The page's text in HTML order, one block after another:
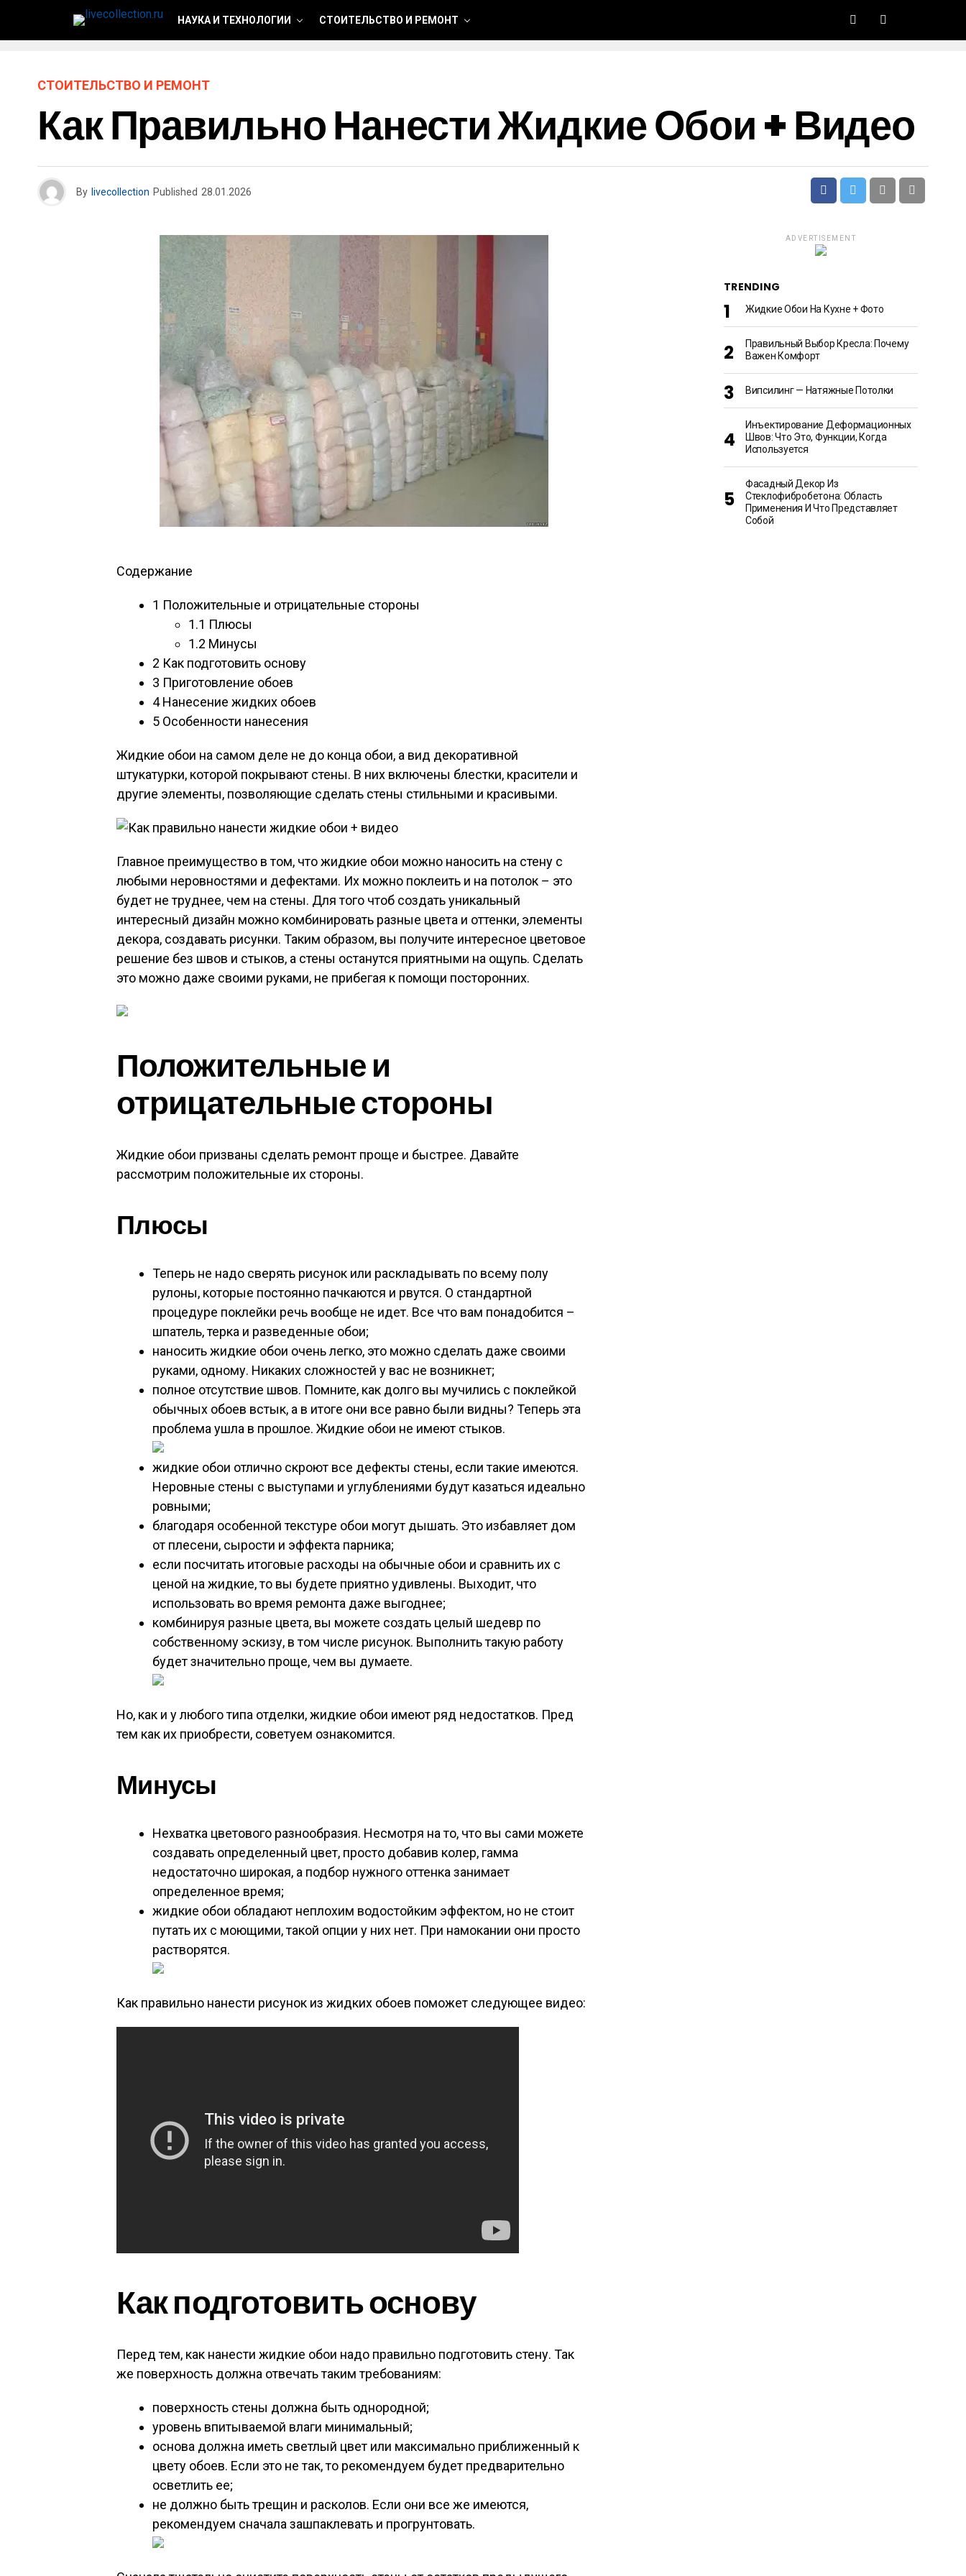
НАУКА И ТЕХНОЛОГИИ СТОИТЕЛЬСТВО И РЕМОНТ
СТОИТЕЛЬСТВО И РЕМОНТ
Как Правильно Нанести Жидкие Обои + Видео
By livecollection Published 28.01.2026
Содержание
1 Положительные и отрицательные стороны
1.1 Плюсы
1.2 Минусы
2 Как подготовить основу
3 Приготовление обоев
4Нанесение жидких обоев
5 Особенности нанесения
Жидкие обои на самом деле не до конца обои, а вид декоративной
штукатурки, которой покрывают стены. В них включены блестки, красители и
другие элементы, позволяющие сделать стены стильными и красивыми.
Главное преимущество в том, что жидкие обои можно наносить на стену с
любыми неровностями и дефектами. Их можно поклеить и на потолок – это
будет не труднее, чем на стены. Для того чтоб создать уникальный
интересный дизайн можно комбинировать разные цвета и оттенки, элементы
декора, создавать рисунки. Таким образом, вы получите интересное цветовое
решение без швов и стыков, а стены останутся приятными на ощупь. Сделать
это можно даже своими руками, не прибегая к помощи посторонних.
Положительные и
отрицательные стороны
Жидкие обои призваны сделать ремонт проще и быстрее. Давайте
рассмотрим положительные их стороны.
Плюсы
Теперь не надо сверять рисунок или раскладывать по всему полу
рулоны, которые постоянно пачкаются и рвутся. О стандартной
процедуре поклейки речь вообще не идет. Все что вам понадобится –
шпатель, терка и разведенные обои;
наносить жидкие обои очень легко, это можно сделать даже своими
руками, одному. Никаких сложностей у вас не возникнет;
полное отсутствие швов. Помните, как долго вы мучились с поклейкой
обычных обоев встык, а в итоге они все равно были видны? Теперь эта
проблема ушла в прошлое. Жидкие обои не имеют стыков.
жидкие обои отлично скроют все дефекты стены, если такие имеются.
Неровные стены с выступами и углублениями будут казаться идеально
ровными;
благодаря особенной текстуре обои могут дышать. Это избавляет дом
от плесени, сырости и эффекта парника;
если посчитать итоговые расходы на обычные обои и сравнить их с
ценой на жидкие, то вы будете приятно удивлены. Выходит, что
использовать во время ремонта даже выгоднее;
комбинируя разные цвета, вы можете создать целый шедевр по
собственному эскизу, в том числе рисунок. Выполнить такую работу
будет значительно проще, чем вы думаете.
Но, как и у любого типа отделки, жидкие обои имеют ряд недостатков. Пред
тем как их приобрести, советуем ознакомится.
Минусы
Нехватка цветового разнообразия. Несмотря на то, что вы сами можете
создавать определенный цвет, просто добавив колер, гамма
недостаточно широкая, а подбор нужного оттенка занимает
определенное время;
жидкие обои обладают неплохим водостойким эффектом, но не стоит
путать их с моющими, такой опции у них нет. При намокании они просто
растворятся.
Как правильно нанести рисунок из жидких обоев поможет следующее видео:
Как подготовить основу
Перед тем, как нанести жидкие обои надо правильно подготовить стену. Так
же поверхность должна отвечать таким требованиям:
поверхность стены должна быть однородной;
уровень впитываемой влаги минимальный;
основа должна иметь светлый цвет или максимально приближенный к
цвету обоев. Если это не так, то рекомендуем будет предварительно
осветлить ее;
не должно быть трещин и расколов. Если они все же имеются,
рекомендуем сначала зашпаклевать и прогрунтовать.
ADVERTISEMENT
TRENDING
Жидкие Обои На Кухне + Фото
Правильный Выбор Кресла: Почему
Важен Комфорт
Випсилинг — Натяжные Потолки
Инъектирование Деформационных
Швов: Что Это, Функции, Когда
Используется
Фасадный Декор Из
Стеклофибробетона: Область
Применения И Что Представляет
Собой